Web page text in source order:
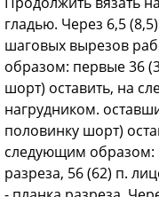
гладью. Через 6,5
шаговых вырезов
образом: первые 36
шорт) оставить, на
нагрудником.
половинку шорт)
следующим образом:
разреза, 56 (62) п.